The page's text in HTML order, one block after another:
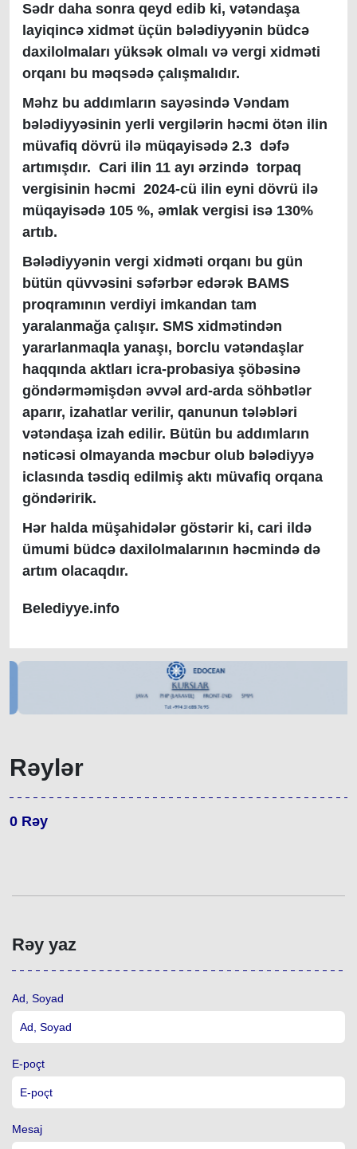
Sədr daha sonra qeyd edib ki, vətəndaşa
layiqincə xidmət üçün bələdiyyənin büdcə
daxilolmaları yüksək olmalı və vergi xidməti
orqanı bu məqsədə çalışmalıdır.
Məhz bu addımların sayəsində Vəndam
bələdiyyəsinin yerli vergilərin həcmi ötən ilin
müvafiq dövrü ilə müqayisədə 2.3 dəfə
artımışdır. Cari ilin 11 ayı ərzində torpaq
vergisinin həcmi 2024-cü ilin eyni dövrü ilə
müqayisədə 105 %, əmlak vergisi isə 130%
artıb.
Bələdiyyənin vergi xidməti orqanı bu gün
bütün qüvvəsini səfərbər edərək BAMS
proqramının verdiyi imkandan tam
yaralanmağa çalışır. SMS xidmətindən
yararlanmaqla yanaşı, borclu vətəndaşlar
haqqında aktları icra-probasiya şöbəsinə
göndərməmişdən əvvəl ard-arda söhbətlər
aparır, izahatlar verilir, qanunun tələbləri
vətəndaşa izah edilir. Bütün bu addımların
nəticəsi olmayanda məcbur olub bələdiyyə
iclasında təsdiq edilmiş aktı müvafiq orqana
göndəririk.
Hər halda müşahidələr göstərir ki, cari ildə
ümumi büdcə daxilolmalarının həcmində də
artım olacaqdır.
Belediyye.info
Rəylər
0 Rəy
Rəy yaz
Ad, Soyad
E-poçt
Mesaj